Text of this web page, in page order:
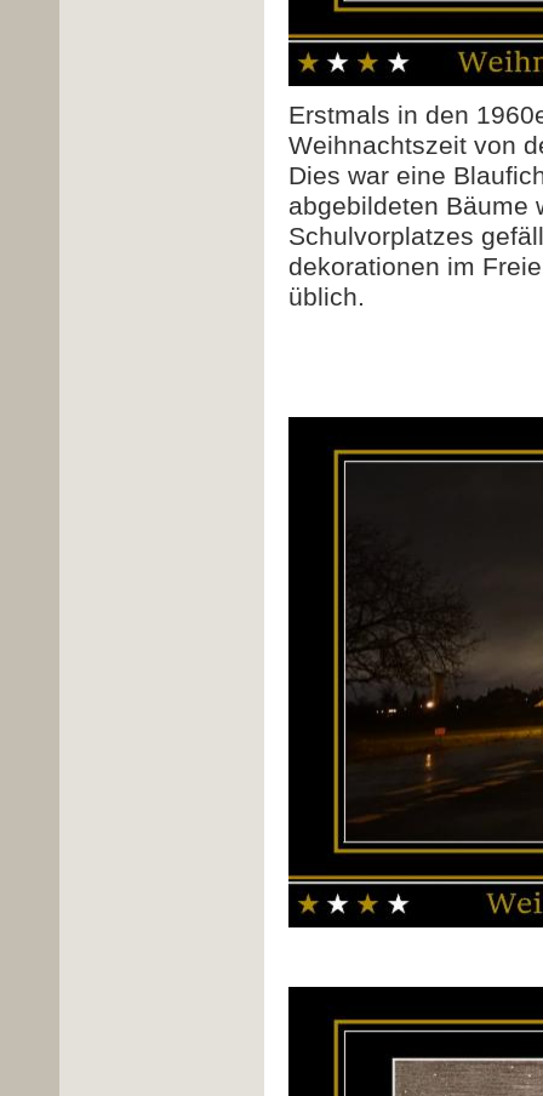
Erstmals in den
Weihnachtszeit von
Dies war eine
abgebildeten Bäume
Schulvorplatzes
dekorationen im
üblich.